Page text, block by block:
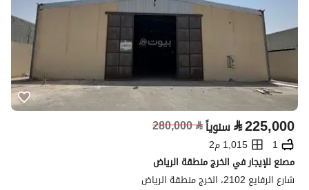
⃁225,000 سنوياً⃁
280,000
1
1,015 م2
مصنع للإيجار في الخرج منطقة الرياض
شارع الرفايع 2102، الخرج منطقة الرياض